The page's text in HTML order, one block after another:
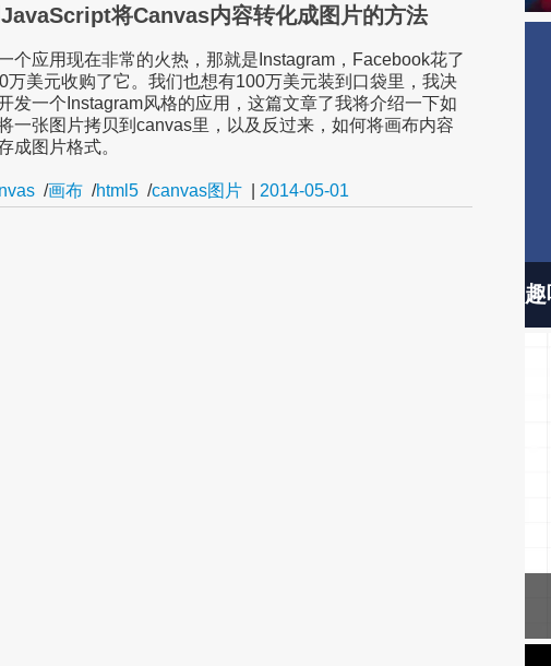
将Canvas内容转化成图片的方法
个应用现在非常的火热，那就是Instagram，Facebook花了
万美元收购了它。我们也想有100万美元装到口袋里，我决
发一个Instagram风格的应用，这篇文章了我将介绍一下如
一张图片拷贝到canvas里，以及反过来，如何将画布内容
成图片格式。
/画布 /html5 /canvas图片 2014-05-01